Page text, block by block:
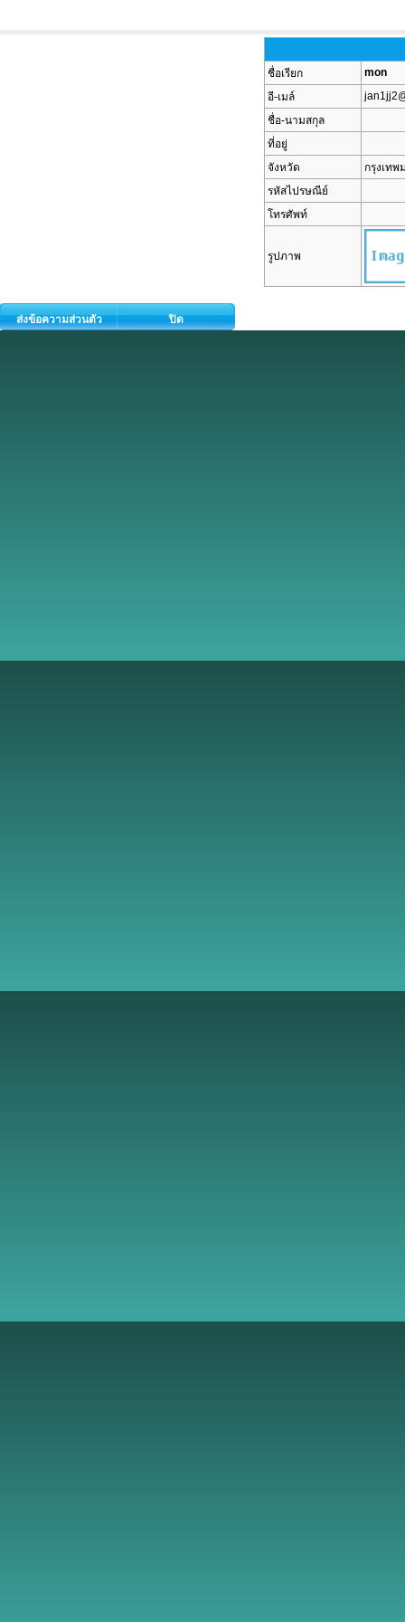
ชื่อเรียก
mon
อี-เมล์
ชื่อ-นามสกุล
ที่อยู่
จังหวัด
กรุงเท
รหัสไปรษณีย์
โทรศัพท์
รูปภาพ
ส่งข้อความส่วนตัว ปิด